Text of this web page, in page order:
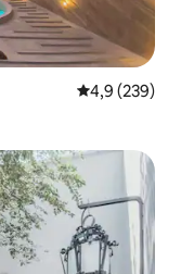
4,9 (239)